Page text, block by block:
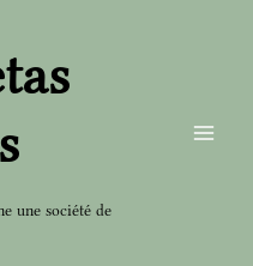
une société de